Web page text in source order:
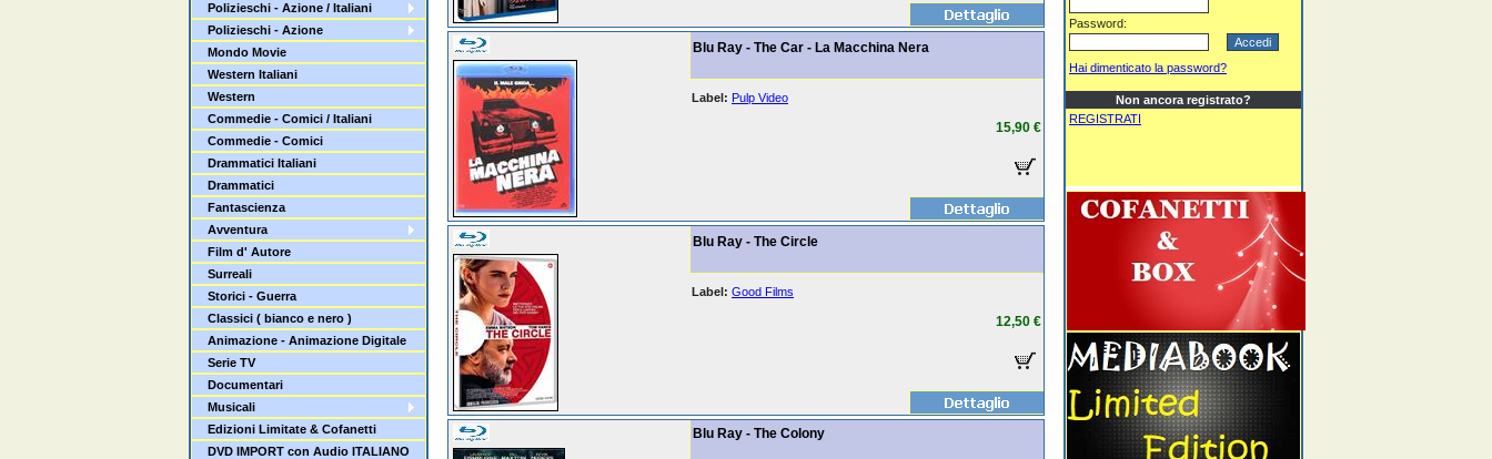
Polizieschi - Azione / Italiani
Polizieschi - Azione
Mondo Movie
Western Italiani
Western
Commedie - Comici / Italiani
Commedie - Comici
Drammatici Italiani
Drammatici
Fantascienza
Avventura
Film d' Autore
Surreali
Storici - Guerra
Classici ( bianco e nero )
Animazione - Animazione Digitale
Serie TV
Documentari
Musicali
Edizioni Limitate & Cofanetti
DVD IMPORT con Audio ITALIANO
Blu Ray - The Car - La Macchina Nera
Label: Pulp Video
15,90 €
Blu Ray - The Circle
Label: Good Films
12,50 €
Blu Ray - The Colony
Password:
Hai dimenticato la password?
Non ancora registrato?
REGISTRATI